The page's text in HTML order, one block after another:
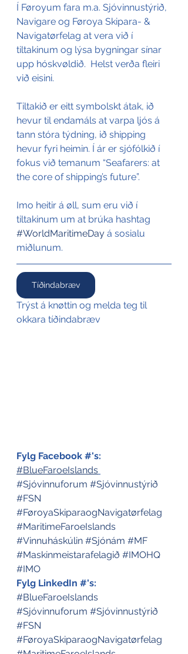
Í Føroyum fara m.a. Sjóvinnustýrið,
Navigare og Føroya Skipara- &
Navigatørfelag at vera við í
tiltakinum og lýsa bygningar sínar
upp hóskvøldið.  Helst verða fleiri
við eisini.
Tiltakið er eitt symbolskt átak, ið
hevur til endamáls at varpa ljós á
tann stóra týdning, ið shipping
hevur fyri heimin. Í ár er sjófólkið í
fokus við temanum “Seafarers: at
the core of shipping’s future”.
Imo heitir á øll, sum eru við í
tiltakinum um at brúka hashtag
#WorldMaritimeDay á sosialu
miðlunum.
Tíðindabræv
Trýst á knøttin og melda teg til
okkara tíðindabræv
Fylg Facebook #'s:
#BlueFaroeIslands
#Sjóvinnuforum #Sjóvinnustýrið
#FSN
#FøroyaSkiparaogNavigatørfelag
#MaritimeFaroeIslands
#Vinnuháskúlin #Sjónám #MF
#Maskinmeistarafelagið #IMOHQ
#IMO
Fylg LinkedIn #'s:
#BlueFaroeIslands
#Sjóvinnuforum #Sjóvinnustýrið
#FSN
#FøroyaSkiparaogNavigatørfelag